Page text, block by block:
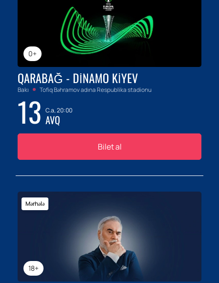
0+
QARABAĞ - DINAMO KIYEV
Bakı Tofiq Bəhramov adına Respublika stadionu
13 C.a, 20:00
AVQ
Bilet al
18+
Mərhələ